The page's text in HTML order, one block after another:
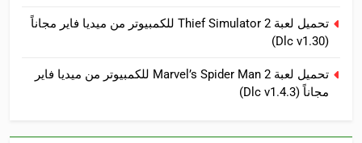
تحميل لعبة Thief Simulator 2 للكمبيوتر من ميديا فاير مجاناً
(Dlc v1.30)
تحميل لعبة Marvel’s Spider Man 2 للكمبيوتر من ميديا فاير
مجاناً (Dlc v1.4.3)